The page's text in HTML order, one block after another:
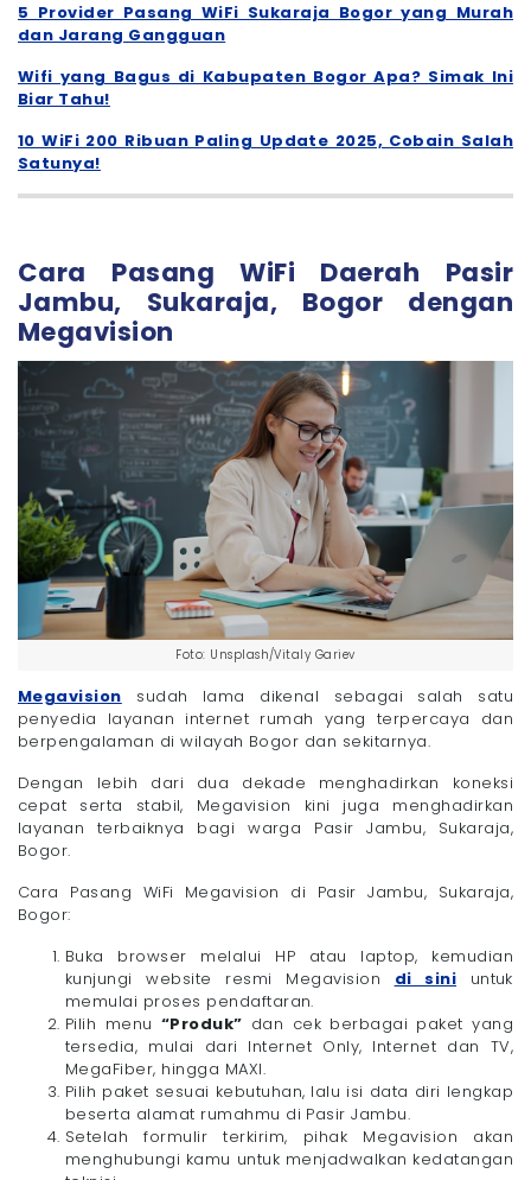
5 Provider Pasang WiFi Sukaraja Bogor yang Murah
dan Jarang Gangguan
Wifi yang Bagus di Kabupaten Bogor Apa? Simak Ini
Biar Tahu!
10 WiFi 200 Ribuan Paling Update 2025, Cobain Salah
Satunya!
Cara Pasang WiFi Daerah Pasir
Jambu, Sukaraja, Bogor dengan
Megavision
Foto: Unsplash/Vitaly Gariev
Megavision sudah lama dikenal sebagai salah satu
penyedia layanan internet rumah yang terpercaya dan
berpengalaman di wilayah Bogor dan sekitarnya.
Dengan lebih dari dua dekade menghadirkan koneksi
cepat serta stabil, Megavision kini juga menghadirkan
layanan terbaiknya bagi warga Pasir Jambu, Sukaraja,
Bogor.
Cara Pasang WiFi Megavision di Pasir Jambu, Sukaraja,
Bogor:
Buka browser melalui HP atau laptop, kemudian
kunjungi website resmi Megavision di sini untuk
memulai proses pendaftaran.
Pilih menu “Produk” dan cek berbagai paket yang
tersedia, mulai dari Internet Only, Internet dan TV,
MegaFiber, hingga MAXI.
Pilih paket sesuai kebutuhan, lalu isi data diri lengkap
beserta alamat rumahmu di Pasir Jambu.
Setelah formulir terkirim, pihak Megavision akan
menghubungi kamu untuk menjadwalkan kedatangan